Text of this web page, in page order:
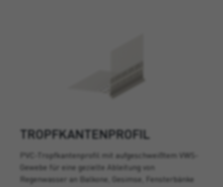
TROPFKANTENPROFIL
PVC-Tropfkantenprofil mit aufgeschweißtem VWS-
Gewebe für eine gezielte Ableitung von
Regenwasser an Balkone, Gesimse, Fensterbänke